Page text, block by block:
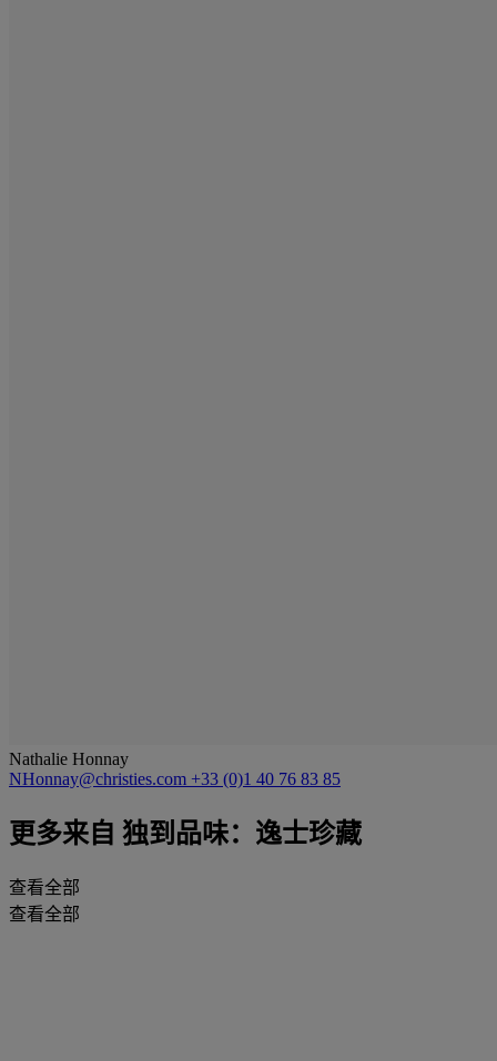
Nathalie Honnay
NHonnay@christies.com +33 (0)1 40 76 83 85
更多来自 独到品味：逸士珍藏
查看全部
查看全部